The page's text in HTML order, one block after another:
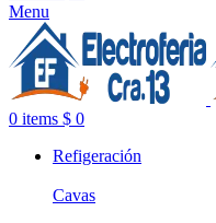
Menu
0 items $ 0
Refigeración
Cavas